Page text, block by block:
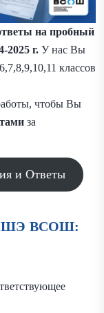
на пробный
г. У нас Вы
классов
чтобы Вы
за
и Ответы
ШЭ ВСОШ: